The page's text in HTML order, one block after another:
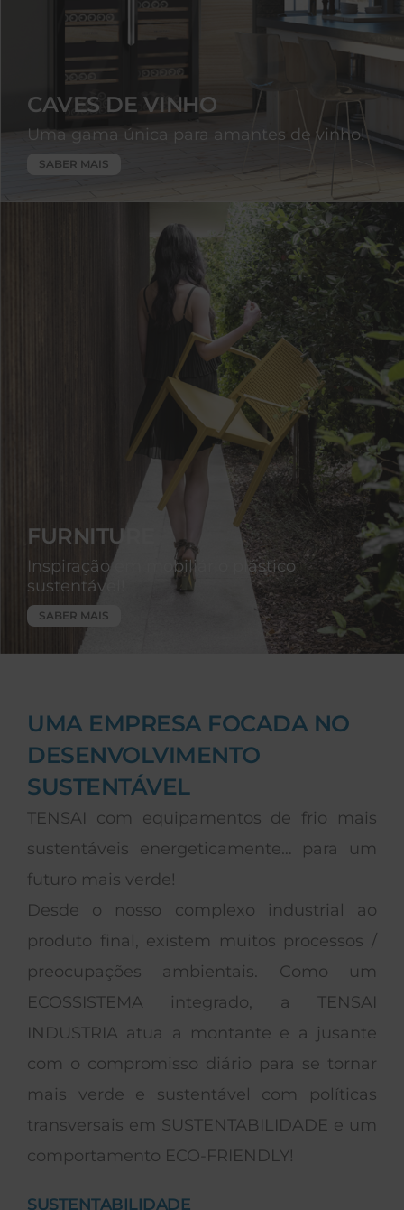
CAVES DE VINHO
Uma gama única para amantes de vinho!
SABER MAIS
FURNITURE
Inspiração em mobiliário plástico
sustentável!
SABER MAIS
UMA EMPRESA FOCADA NO
DESENVOLVIMENTO
SUSTENTÁVEL
TENSAI com equipamentos de frio mais
sustentáveis energeticamente… para um
futuro mais verde!
Desde o nosso complexo industrial ao
produto final, existem muitos processos /
preocupações ambientais. Como um
ECOSSISTEMA integrado, a TENSAI
INDUSTRIA atua a montante e a jusante
com o compromisso diário para se tornar
mais verde e sustentável com políticas
transversais em SUSTENTABILIDADE e um
comportamento ECO-FRIENDLY!
SUSTENTABILIDADE